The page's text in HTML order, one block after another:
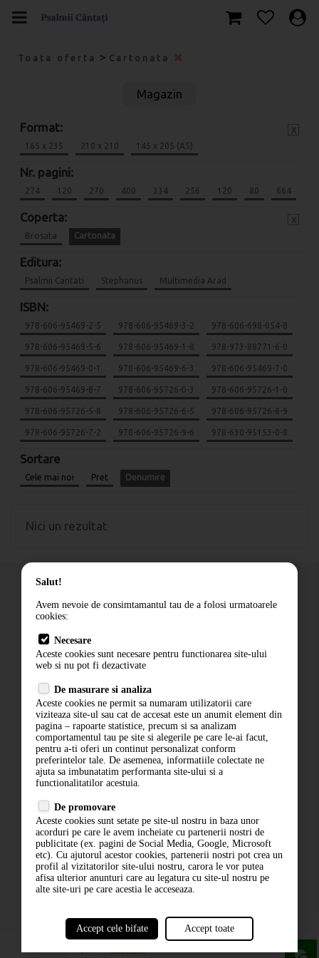
Toata oferta > Cartonata
Magazin
Format:
165 x 235 210 x 210 145 x 205 (A5)
Nr. pagini:
274 120 270 400 334 256 120 80 664
Coperta:
Brosata Cartonata
Editura:
Psalmii Cantati Stephanus Multimedia Arad
ISBN:
978-606-95469-2-5 978-606-95469-3-2 978-606-698-054-8
978-606-95469-5-6 978-606-95469-1-8 978-973-88771-6-0
978-606-95469-0-1 978-606-95469-6-3 978-606-95469-7-0
978-606-95469-8-7 978-606-95726-0-3 978-606-95726-1-0
978-606-95726-5-8 978-606-95726-6-5 978-606-95726-8-9
978-606-95726-7-2 978-606-95726-9-6 978-630-95153-0-8
Sortare
Cele mai noi Pret Denumire
Nici un rezultat
Cum comand
Livrare
Contact
Politica de confidentialitate
ANPC
ABONARE LA NEWSLETTER
ABONARE
Salut!
Avem nevoie de consimtamantul tau de a folosi urmatoarele
cookies:
Necesare
Aceste cookies sunt necesare pentru functionarea site-ului
web si nu pot fi dezactivate
De masurare si analiza
Aceste cookies ne permit sa numaram utilizatorii care
viziteaza site-ul sau cat de accesat este un anumit element din
pagina – rapoarte statistice, precum si sa analizam
comportamentul tau pe site si alegerile pe care le-ai facut,
pentru a-ti oferi un continut personalizat conform
preferintelor tale. De asemenea, informatiile colectate ne
ajuta sa imbunatatim performanta site-ului si a
functionalitatilor acestuia.
De promovare
Aceste cookies sunt setate pe site-ul nostru in baza unor
acorduri pe care le avem incheiate cu partenerii nostri de
publicitate (ex. pagini de Social Media, Google, Microsoft
etc). Cu ajutorul acestor cookies, partenerii nostri pot crea un
profil al vizitatorilor site-ului nostru, carora le vor putea
afisa ulterior anunturi care au legatura cu site-ul nostru pe
alte site-uri pe care acestia le acceseaza.
Accept cele bifate Accept toate